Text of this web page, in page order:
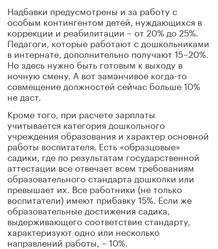
Надбавки предусмотрены и за работу с
особым контингентом детей, нуждающихся в
коррекции и реабилитации – от 20% до 25%.
Педагоги, которые работают с дошкольниками
в интернате, дополнительно получают 15–20%.
Но здесь нужно быть готовым к выходу в
ночную смену. А вот заманчивое когда-то
совмещение должностей сейчас больше 10%
не даст.
Кроме того, при расчете зарплаты
учитывается категория дошкольного
учреждения образования и характер основной
работы воспитателя. Есть «образцовые»
садики, где по результатам государственной
аттестации все отвечает всем требованиям
образовательного стандарта дошколки или
превышает их. Все работники (не только
воспитатели) имеют прибавку 15%. Если же
образовательные достижения садика,
выдерживающего соответствие стандарту,
характеризуют одно или несколько
направлений работы, – 10%.